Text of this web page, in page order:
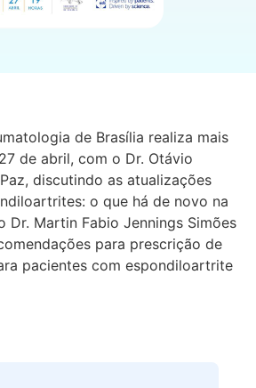
de Brasília realiza mais
de abril, com o Dr. Otávio
discutindo as atualizações
o que há de novo na
Dr. Martin Fabio Jennings Simões
para prescrição de
pacientes com espondiloartrite